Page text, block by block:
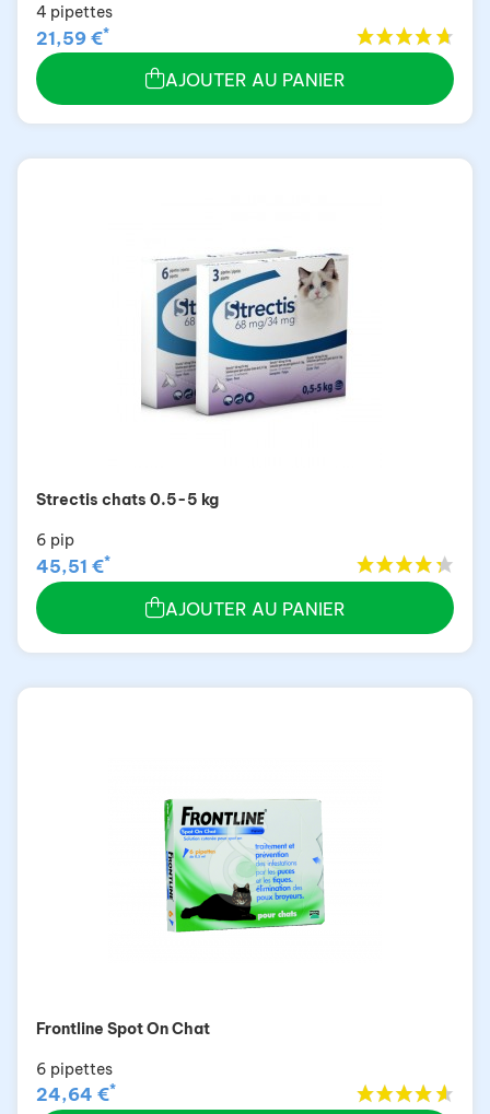
4 pipettes
21,59 €*
AJOUTER AU PANIER
Strectis chats 0.5-5 kg
6 pip
45,51 €*
AJOUTER AU PANIER
Frontline Spot On Chat
6 pipettes
24,64 €*